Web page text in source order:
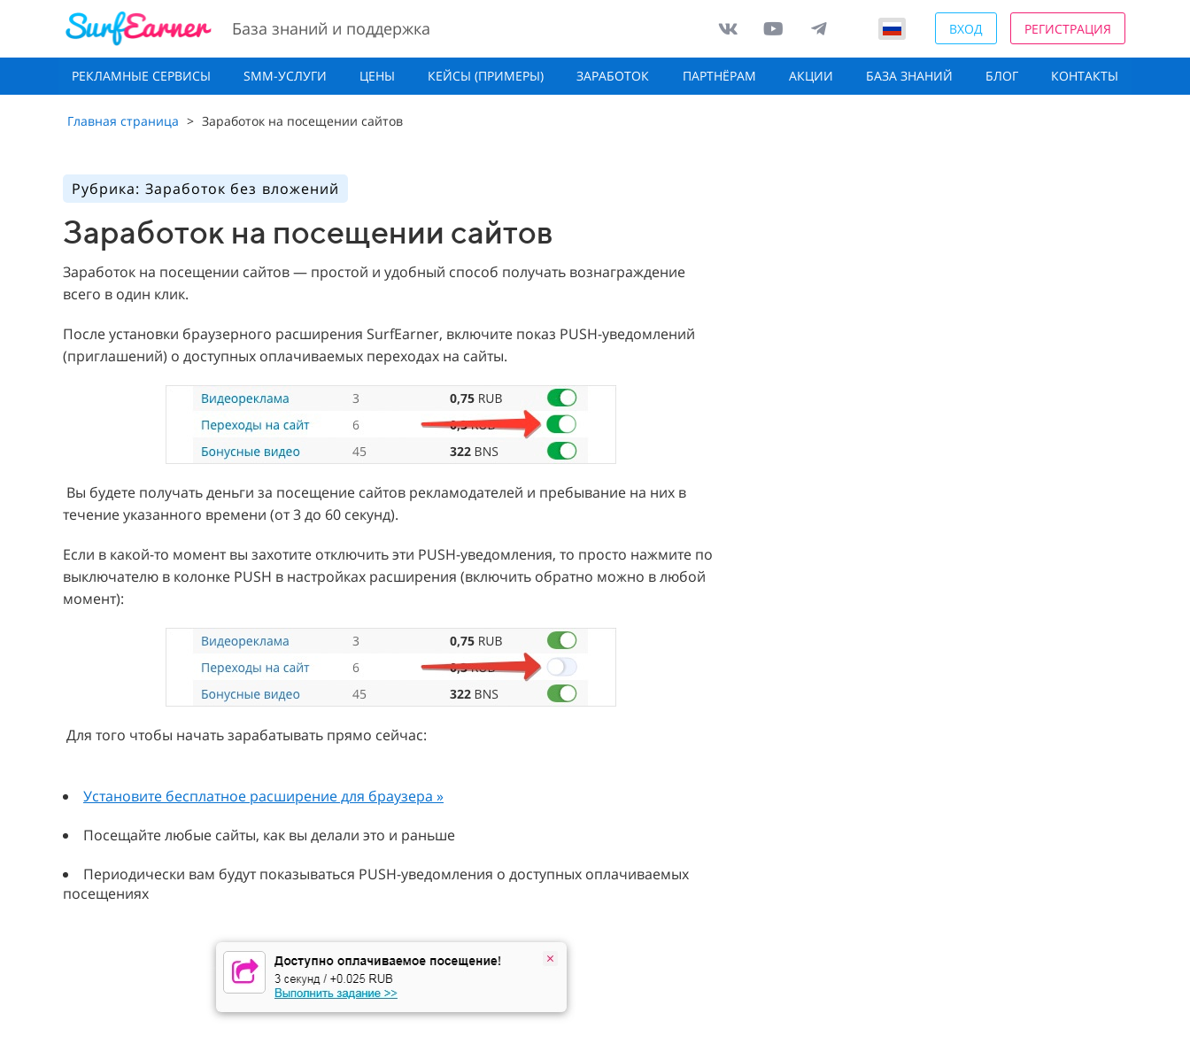
База знаний и поддержка ВХОД РЕГИСТРАЦИЯ
РЕКЛАМНЫЕ СЕРВИСЫ SMM-УСЛУГИ ЦЕНЫ КЕЙСЫ (ПРИМЕРЫ) ЗАРАБОТОК ПАРТНЁРАМ АКЦИИ БАЗА ЗНАНИЙ БЛОГ КОНТАКТЫ
Главная страница > Заработок на посещении сайтов
Рубрика: Заработок без вложений
Заработок на посещении сайтов
Заработок на посещении сайтов — простой и удобный способ получать вознаграждение
всего в один клик.
После установки браузерного расширения SurfEarner, включите показ PUSH-уведомлений
(приглашений) о доступных оплачиваемых переходах на сайты.
Вы будете получать деньги за посещение сайтов рекламодателей и пребывание на них в
течение указанного времени (от 3 до 60 секунд).
Если в какой-то момент вы захотите отключить эти PUSH-уведомления, то просто нажмите по
выключателю в колонке PUSH в настройках расширения (включить обратно можно в любой
момент):
Для того чтобы начать зарабатывать прямо сейчас:
Установите бесплатное расширение для браузера »
Посещайте любые сайты, как вы делали это и раньше
Периодически вам будут показываться PUSH-уведомления о доступных оплачиваемых
посещениях